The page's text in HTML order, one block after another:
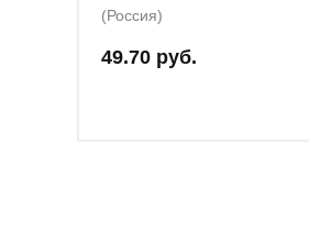
(Россия)
49.70 руб.